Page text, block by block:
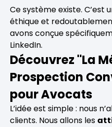
Ce système existe. C’est
éthique et
avons conçue
LinkedIn.
Découvrez "La
Prospection
pour Avocats
L’idée est simple : nous
clients. Nous allons les